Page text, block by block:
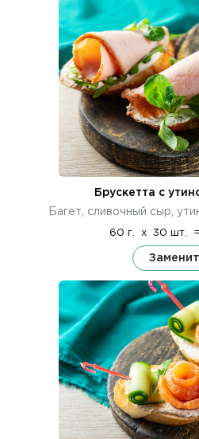
Брускетта с
Багет, сливочный сыр,
60 г. x 30 шт. =